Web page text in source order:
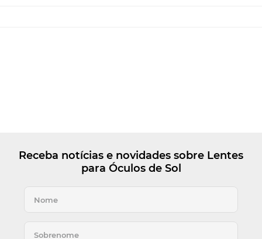
Receba notícias e novidades sobre Lentes
para Óculos de Sol